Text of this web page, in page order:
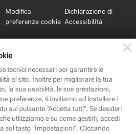
Modifica
preferenze cookie
Dichiarazione di
Accessibilità